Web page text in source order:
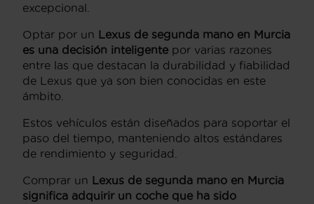
excepcional.
Optar por un Lexus de segunda mano en Murcia
es una decisión inteligente por varias razones
entre las que destacan la durabilidad y fiabilidad
de Lexus que ya son bien conocidas en este
ámbito.
Estos vehículos están diseñados para soportar el
paso del tiempo, manteniendo altos estándares
de rendimiento y seguridad.
Comprar un Lexus de segunda mano en Murcia
significa adquirir un coche que ha sido